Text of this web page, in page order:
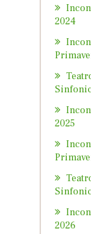
2024
2025
2026